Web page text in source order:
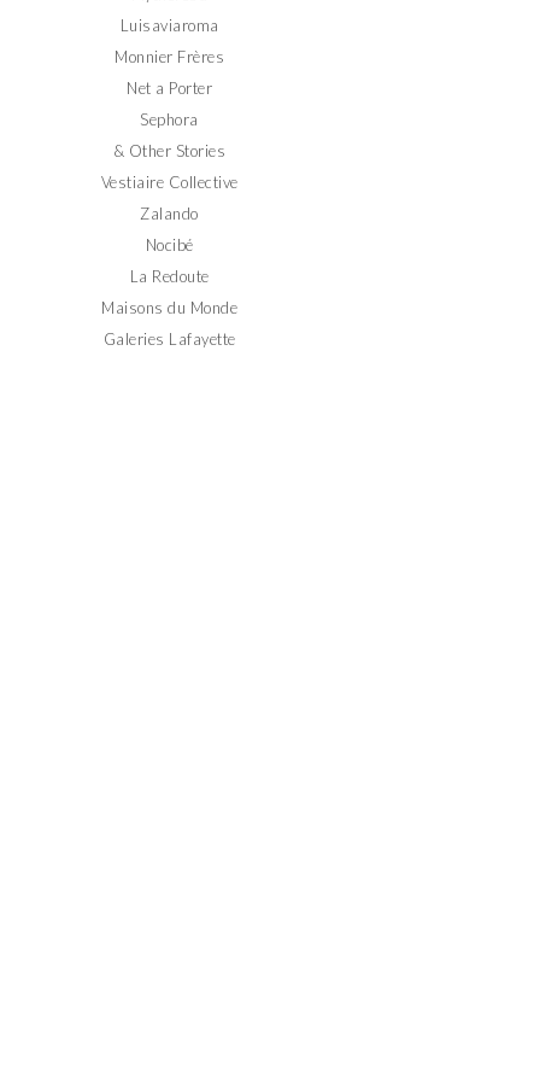
Luisaviaroma
Monnier Frères
Net a Porter
Sephora
& Other Stories
Vestiaire Collective
Zalando
Nocibé
La Redoute
Maisons du Monde
Galeries Lafayette